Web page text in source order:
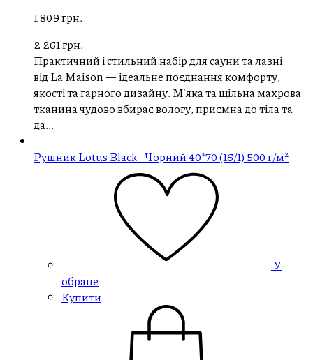
1 809 грн.
2 261 грн.
Практичний і стильний набір для сауни та лазні
від La Maison — ідеальне поєднання комфорту,
якості та гарного дизайну. М'яка та щільна махрова
тканина чудово вбирає вологу, приємна до тіла та
да...
Рушник Lotus Black - Чорний 40*70 (16/1) 500 г/м²
У
обране
Купити